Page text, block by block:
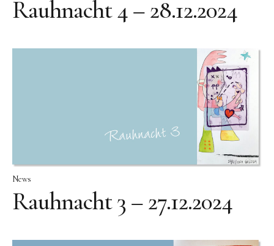
Rauhnacht 4 – 28.12.2024
News
Rauhnacht 3 – 27.12.2024